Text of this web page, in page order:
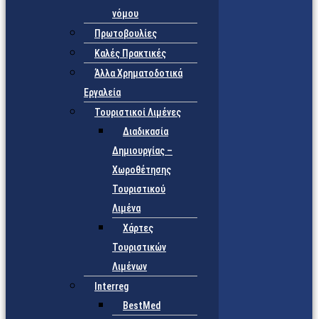
νόμου
Πρωτοβουλίες
Καλές Πρακτικές
Άλλα Χρηματοδοτικά
Εργαλεία
Τουριστικοί Λιμένες
Διαδικασία
Δημιουργίας –
Χωροθέτησης
Τουριστικού
Λιμένα
Χάρτες
Τουριστικών
Λιμένων
Interreg
BestMed